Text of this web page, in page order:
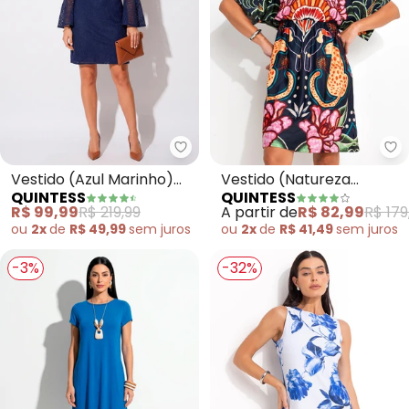
Quintess - Vestido (Azul
Vestido (Azul Marinho)
em Renda
QUINTESS
R$ 99,99R$ 219,99
ou 2xde R$ 49,99sem juros
Vestido (Natureza
Tropical) em Malha Fria
QUINTESS
A partir deR$ 82,99R$
ou 2xde R$ 41,49sem juros
-3% -32%